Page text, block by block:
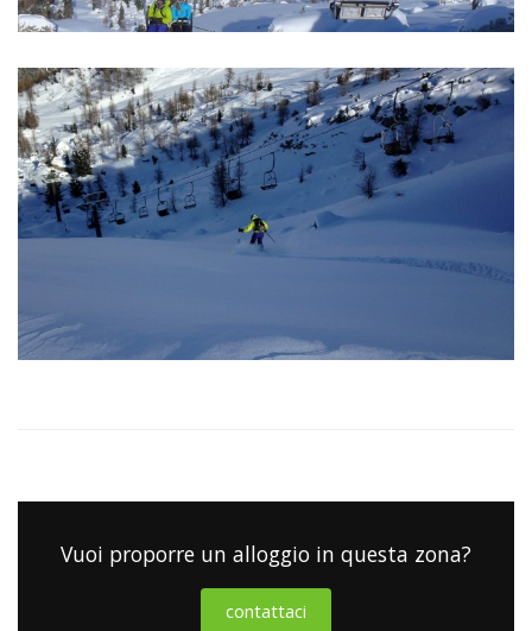
Vuoi proporre un alloggio in questa zona?
contattaci